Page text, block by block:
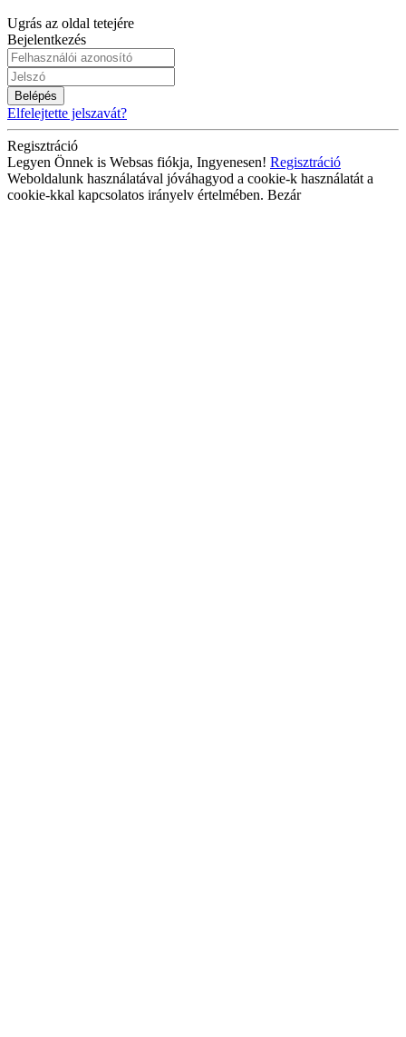
Ugrás az oldal tetejére
Bejelentkezés
Belépés
Elfelejtette jelszavát?
Regisztráció
Legyen Önnek is Websas fiókja, Ingyenesen! Regisztráció
Weboldalunk használatával jóváhagyod a cookie-k használatát a
cookie-kkal kapcsolatos irányelv értelmében. Bezár